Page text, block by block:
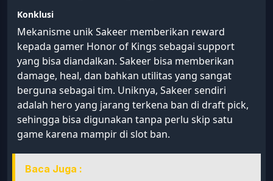
Konklusi
Mekanisme unik Sakeer memberikan reward
kepada gamer Honor of Kings sebagai support
yang bisa diandalkan. Sakeer bisa memberikan
damage, heal, dan bahkan utilitas yang sangat
berguna sebagai tim. Uniknya, Sakeer sendiri
adalah hero yang jarang terkena ban di draft pick,
sehingga bisa digunakan tanpa perlu skip satu
game karena mampir di slot ban.
Baca Juga :